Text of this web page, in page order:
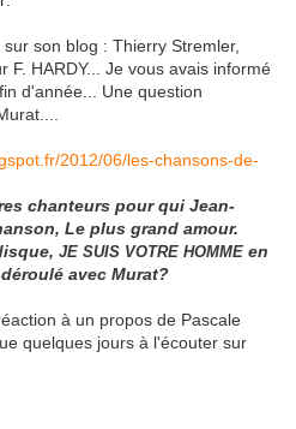
son blog : Thierry Stremler,
F. HARDY... Je vous avais informé
d'année... Une question
2012/06/les-chansons-de-
chanteurs pour qui Jean-
Le plus grand amour.
JE SUIS VOTRE HOMME en
avec Murat?
à un propos de Pascale
quelques jours à l'écouter sur